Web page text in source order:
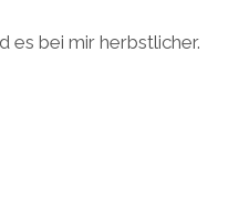
es bei mir herbstlicher.